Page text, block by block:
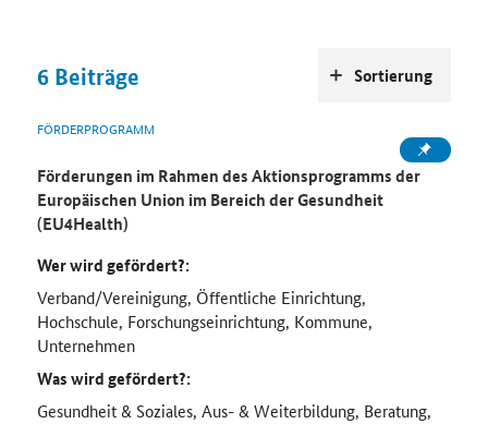
6 Beiträge
FÖRDERPROGRAMM
Förderungen im Rahmen des Aktionsprogramms der
Europäischen Union im Bereich der Gesundheit
(EU4Health)
Wer wird gefördert?:
Verband/Vereinigung, Öffentliche Einrichtung,
Hochschule, Forschungseinrichtung, Kommune,
Unternehmen
Was wird gefördert?:
Gesundheit & Soziales, Aus- & Weiterbildung, Beratung,
Sortierung